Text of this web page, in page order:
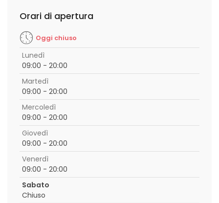
Orari di apertura
Oggi chiuso
Lunedì
09:00 - 20:00
Martedì
09:00 - 20:00
Mercoledì
09:00 - 20:00
Giovedì
09:00 - 20:00
Venerdì
09:00 - 20:00
Sabato
Chiuso